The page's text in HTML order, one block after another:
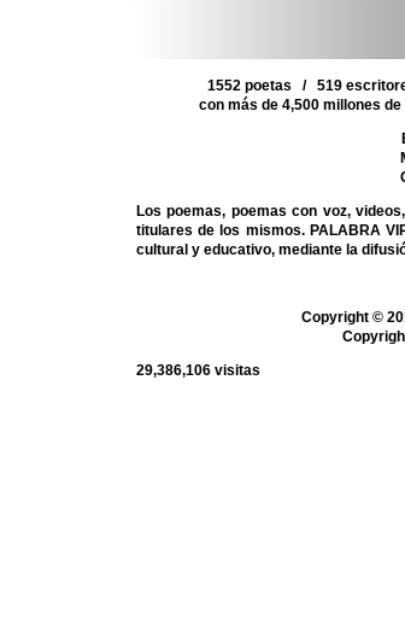
1552 poetas / 519
con más de 4,500 millones
Los poemas, poemas con voz,
titulares de los mismos. PALABRA
cultural y educativo, mediante la
Copyright ©
29,386,106 visitas